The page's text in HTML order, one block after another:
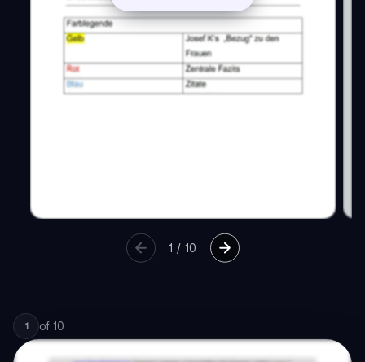
1 / 10
1 of 10